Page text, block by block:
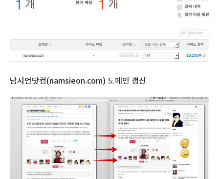
남시언닷컴(namsieon.com) 도메인 갱신